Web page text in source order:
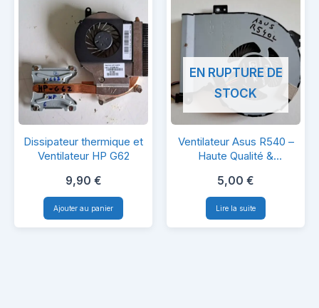
S70T-
A-
10C
Dissipateur
thermique
et
Ventilateur
HP
Dissipateur thermique et
Ventilateur HP G62
9,90 €
Ajouter au panier
Ventilateur
Asus
R540
–
Haute
EN RUPTURE DE
STOCK
Ventilateur Asus R540 –
Haute Qualité &
5,00 €
Lire la suite